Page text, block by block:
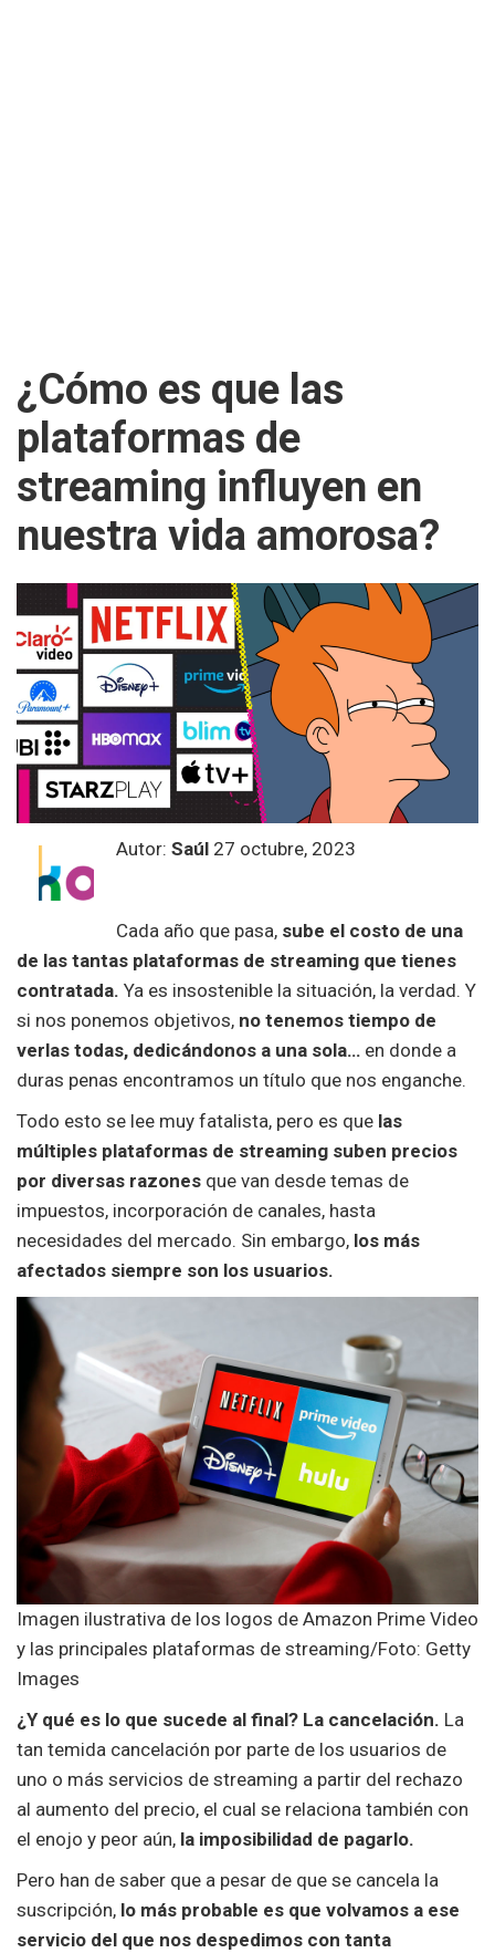
¿Cómo es que las
plataformas de
streaming influyen en
nuestra vida amorosa?
Autor: Saúl 27 octubre, 2023
Cada año que pasa, sube el costo de una
de las tantas plataformas de streaming que tienes
contratada. Ya es insostenible la situación, la verdad. Y
si nos ponemos objetivos, no tenemos tiempo de
verlas todas, dedicándonos a una sola… en donde a
duras penas encontramos un título que nos enganche.
Todo esto se lee muy fatalista, pero es que las
múltiples plataformas de streaming suben precios
por diversas razones que van desde temas de
impuestos, incorporación de canales, hasta
necesidades del mercado. Sin embargo, los más
afectados siempre son los usuarios.
Imagen ilustrativa de los logos de Amazon Prime Video
y las principales plataformas de streaming/Foto: Getty
Images
¿Y qué es lo que sucede al final? La cancelación. La
tan temida cancelación por parte de los usuarios de
uno o más servicios de streaming a partir del rechazo
al aumento del precio, el cual se relaciona también con
el enojo y peor aún, la imposibilidad de pagarlo.
Pero han de saber que a pesar de que se cancela la
suscripción, lo más probable es que volvamos a ese
servicio del que nos despedimos con tanta